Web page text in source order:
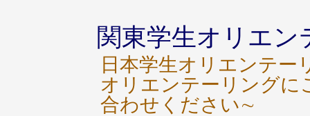
関東学生オリエン
日本学生オリエンテ
オリエンテーリングに
合わせください∼